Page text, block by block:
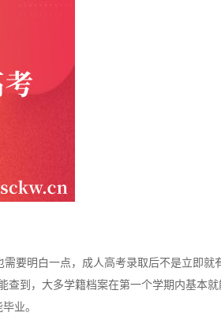
要明白一点，成人高考录取后不是立即就
查到，大多学籍档案在第一个学期内基本就
业。